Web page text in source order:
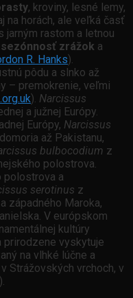
, kroviny, lesné lemy,
na horách, ale veľká časť
rastom a letnou
zrážok a
R. Hanks).
pôdu a slnko až
– premokrenie, veľmi
). Narcissus
a južnej Európy.
Európy, Narcissus
až Pakistanu,
bulbocodium z
polostrova.
polostrova a
serotinus z
západného Maroka,
V európskom
kultúry
prirodzene vyskytuje
na vlhké lúčne a
Strážovských vrchoch, v
).